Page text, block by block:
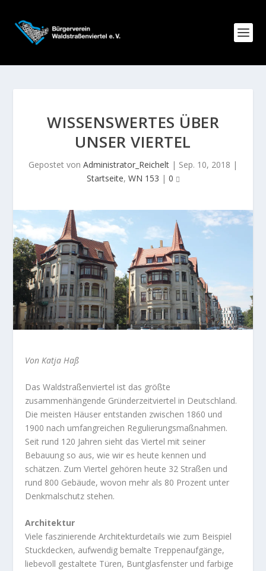
WISSENSWERTES ÜBER
UNSER VIERTEL
Gepostet von Administrator_Reichelt | Sep. 10, 2018 |
Startseite, WN 153 | 0
Von Katja Haß
Das Waldstraßenviertel ist das größte
zusammenhängende Grün­derzeitviertel in Deutschland.
Die meisten Häuser entstanden zwischen 1860 und
1900 nach umfangreichen Regulierungsmaßnahmen.
Seit rund 120 Jahren sieht das Viertel mit seiner
Bebauung so aus, wie wir es heute kennen und
schätzen. Zum Viertel gehören heute 32 Straßen und
rund 800 Gebäude, wovon mehr als 80 Prozent unter
Denkmalschutz stehen.
Architektur
Viele faszinierende Architekturdetails wie zum Beispiel
Stuckdecken, aufwendig bemalte Treppenaufgänge,
liebevoll gestaltete Türen, Buntglasfenster und farbige